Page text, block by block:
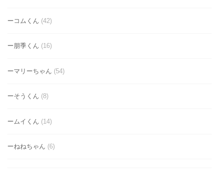
ーコムくん (42)
ー朋季くん (16)
ーマリーちゃん (54)
ーそうくん (8)
ームイくん (14)
ーねねちゃん (6)